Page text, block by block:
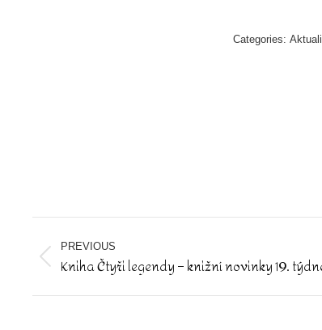
Categories:
Post
navigation
PREVIOUS
Previous
Kniha Čtyři legendy – knižní novinky 19.